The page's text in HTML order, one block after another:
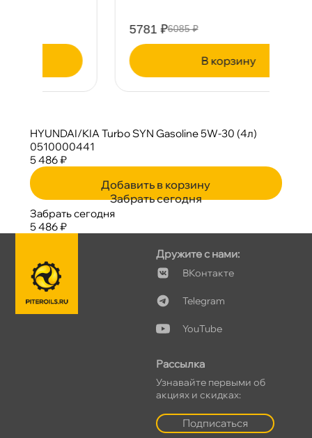
корзину
HYUNDAI/KIA Turbo SYN Gasoline 5W-30 (4л)
0510000441
5 486 ₽
Добавить в корзину
Забрать сегодня
Забрать сегодня
5 486 ₽
Дружите с нами:
Контакте
Telegram
YouTube
Рассылка
Узнавайте первыми о
акциях и скидках:
Подписаться